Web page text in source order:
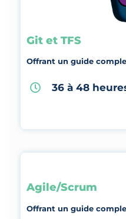
Git et TFS
Offrant un guide
36 à 48
Agile/Scrum
Offrant un guide